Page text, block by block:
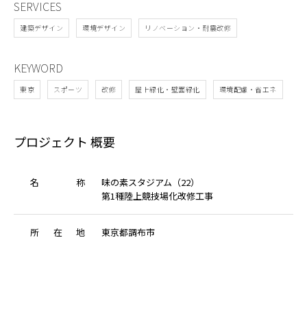
SERVICES
建築デザイン 環境デザイン リノベーション・耐震改修
KEYWORD
東京 スポーツ 改修 屋上緑化・壁面緑化 環境配慮・省エネ
プロジェクト 概要
名 称
味の素スタジアム（22）
第1種陸上競技場化改修工事
所 在 地 東京都調布市